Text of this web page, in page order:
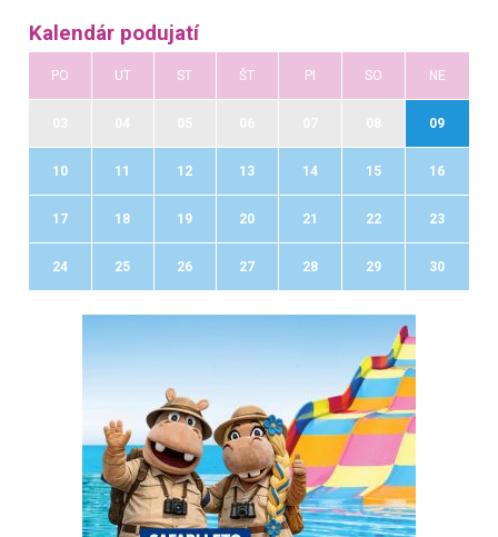
Kalendár podujatí
PO UT ST ŠT PI SO NE
09
10 11 12 13 14 15 16
17 18 19 20 21 22 23
24 25 26 27 28 29 30